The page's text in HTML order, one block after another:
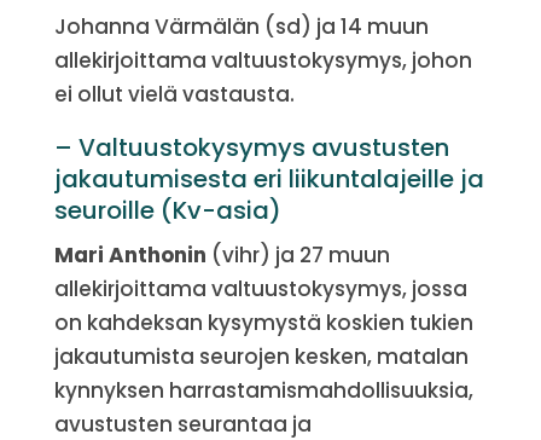
Johanna Värmälän (sd) ja 14 muun
allekirjoittama valtuustokysymys, johon
ei ollut vielä vastausta.
– Valtuustokysymys avustusten
jakautumisesta eri liikuntalajeille ja
seuroille (Kv-asia)
Mari Anthonin (vihr) ja 27 muun
allekirjoittama valtuustokysymys, jossa
on kahdeksan kysymystä koskien tukien
jakautumista seurojen kesken, matalan
kynnyksen harrastamismahdollisuuksia,
avustusten seurantaa ja